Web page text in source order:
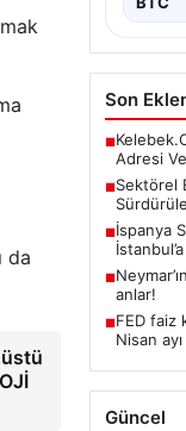
da
Son
■
Adresi
■Sektörel
■İspanya
■
anlar!
■FED faiz
Nisan
Güncel